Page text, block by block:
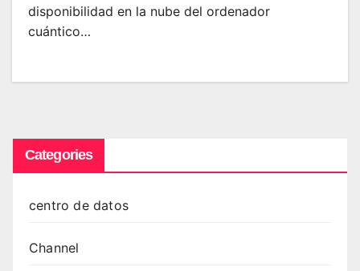
disponibilidad en la nube del ordenador
cuántico…
Categories
centro de datos
Channel